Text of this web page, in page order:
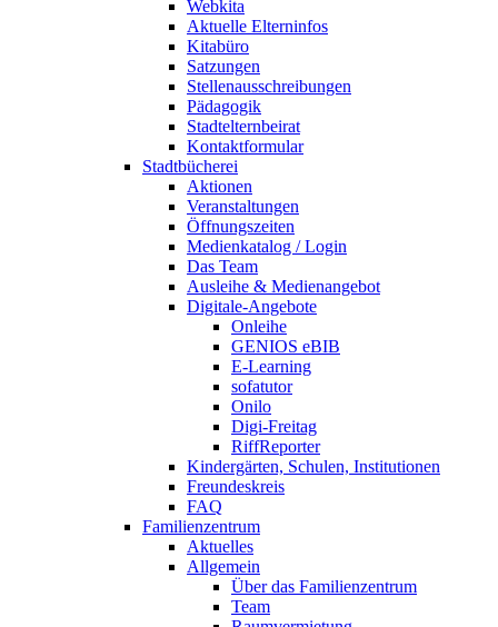
Webkita
Aktuelle Elterninfos
Kitabüro
Satzungen
Stellenausschreibungen
Pädagogik
Stadtelternbeirat
Kontaktformular
Stadtbücherei
Aktionen
Veranstaltungen
Öffnungszeiten
Medienkatalog / Login
Das Team
Ausleihe & Medienangebot
Digitale-Angebote
Onleihe
GENIOS eBIB
E-Learning
sofatutor
Onilo
Digi-Freitag
RiffReporter
Kindergärten, Schulen, Institutionen
Freundeskreis
FAQ
Familienzentrum
Aktuelles
Allgemein
Über das Familienzentrum
Team